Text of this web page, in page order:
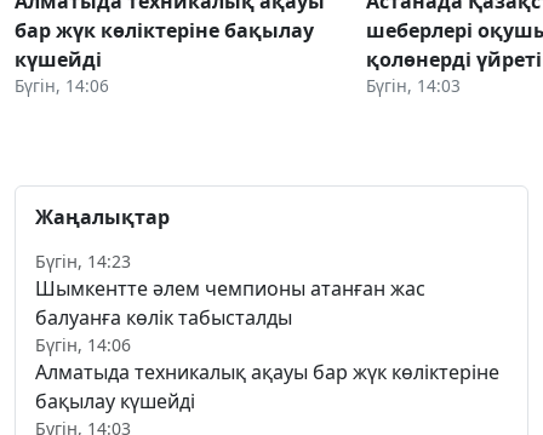
бар жүк көліктеріне бақылау
күшейді
Бүгін, 14:06
шеберлері
қолөнерді
Бүгін, 14:03
Жаңалықтар
Бүгін, 14:23
Шымкентте әлем чемпионы атанған жас
балуанға көлік табысталды
Бүгін, 14:06
Алматыда техникалық ақауы бар жүк көліктеріне
бақылау күшейді
Бүгін, 14:03